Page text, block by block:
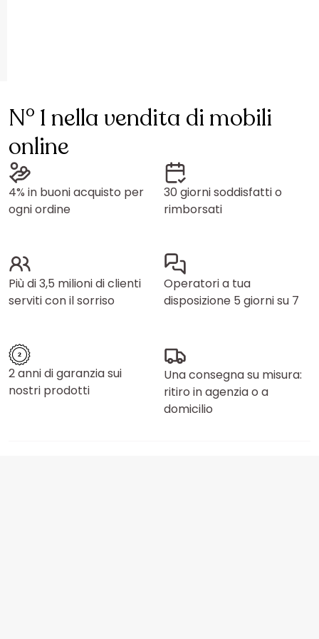
N° 1 nella vendita di mobili
online
4% in buoni acquisto per
ogni ordine
30 giorni soddisfatti o
rimborsati
Più di 3,5 milioni di clienti
serviti con il sorriso
Operatori a tua
disposizione 5 giorni su 7
2 anni di garanzia sui
nostri prodotti
Una consegna su misura:
ritiro in agenzia o a
domicilio